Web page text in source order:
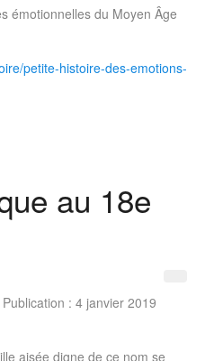
émotionnelles du Moyen Âge
petite-histoire-des-emotions-
au 18e
Publication : 4 janvier 2019
aisée digne de ce nom se